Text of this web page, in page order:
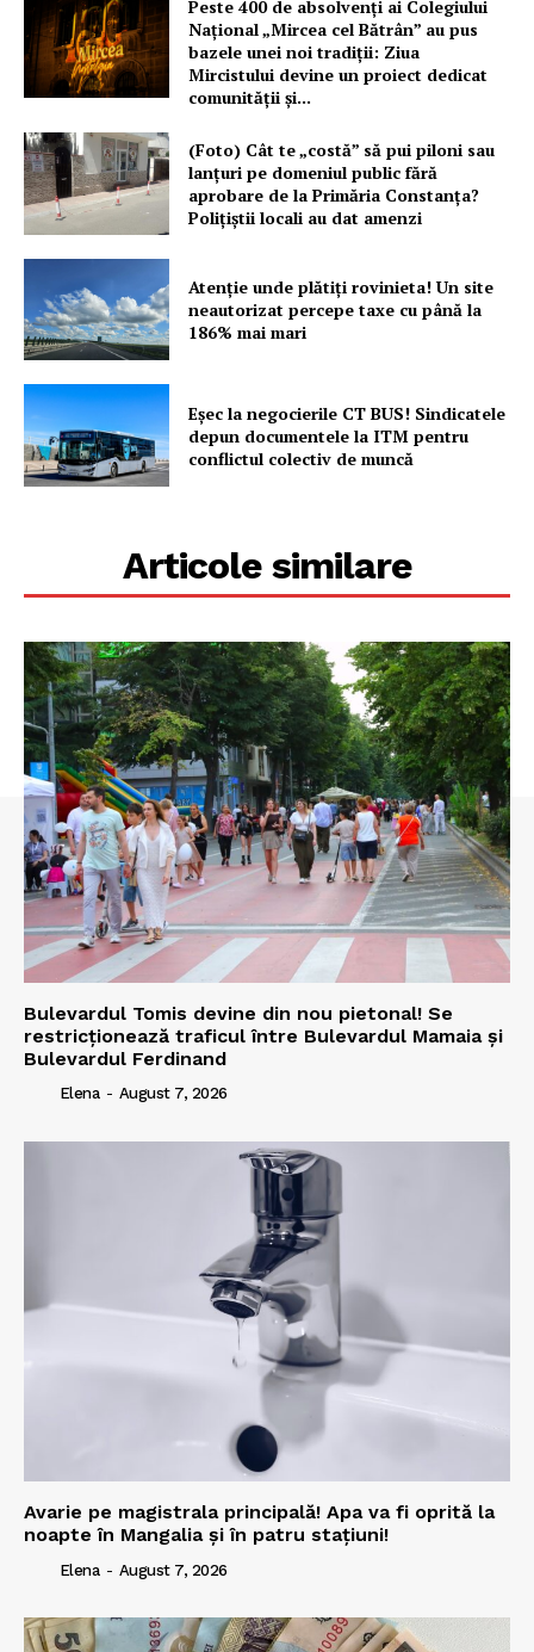
Peste 400 de absolvenți ai Colegiului
Național „Mircea cel Bătrân” au pus
bazele unei noi tradiții: Ziua
Mircistului devine un proiect dedicat
comunității și...
(Foto) Cât te „costă” să pui piloni sau
lanțuri pe domeniul public fără
aprobare de la Primăria Constanța?
Polițiștii locali au dat amenzi
Atenție unde plătiți rovinieta! Un site
neautorizat percepe taxe cu până la
186% mai mari
Eșec la negocierile CT BUS! Sindicatele
depun documentele la ITM pentru
conflictul colectiv de muncă
Articole similare
Bulevardul Tomis devine din nou pietonal! Se
restricționează traficul între Bulevardul Mamaia și
Bulevardul Ferdinand
Elena - August 7, 2026
Avarie pe magistrala principală! Apa va fi oprită la
noapte în Mangalia și în patru stațiuni!
Elena - August 7, 2026